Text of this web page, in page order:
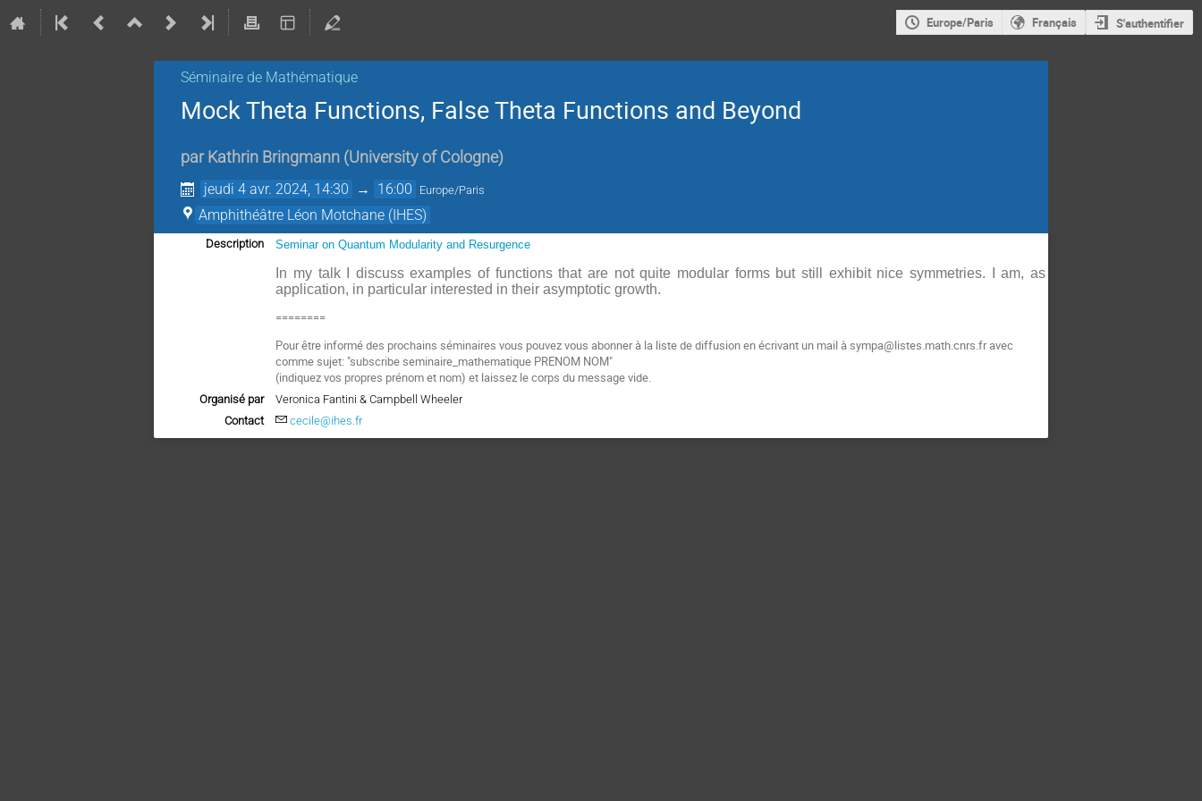
Europe/Paris Français S'authentifier
Séminaire de Mathématique
Mock Theta Functions, False Theta Functions and Beyond
par Kathrin Bringmann (University of Cologne)
jeudi 4 avr. 2024, 14:30 → 16:00 Europe/Paris
Amphithéâtre Léon Motchane (IHES)
Description Seminar on Quantum Modularity and Resurgence
In my talk I discuss examples of functions that are not quite modular forms but still exhibit nice symmetries. I am, as
application, in particular interested in their asymptotic growth.
========
Pour être informé des prochains séminaires vous pouvez vous abonner à la liste de diffusionen écrivant un mail à sympa@listes.math.cnrs.fr avec
comme sujet: "subscribeseminaire_mathematique PRENOM NOM"
(indiquez vos propres prénom et nom) et laissez le corps du message vide.
Organisé par
Veronica Fantini & Campbell Wheeler
Contact
cecile@ihes.fr